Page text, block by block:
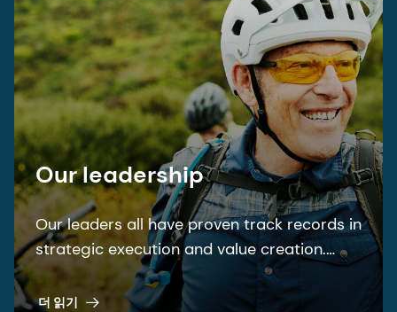
Our leadership
Our leaders all have proven track records in
strategic execution and value creation.
Supported by governance that ensures we
do business the right way.
더 읽기